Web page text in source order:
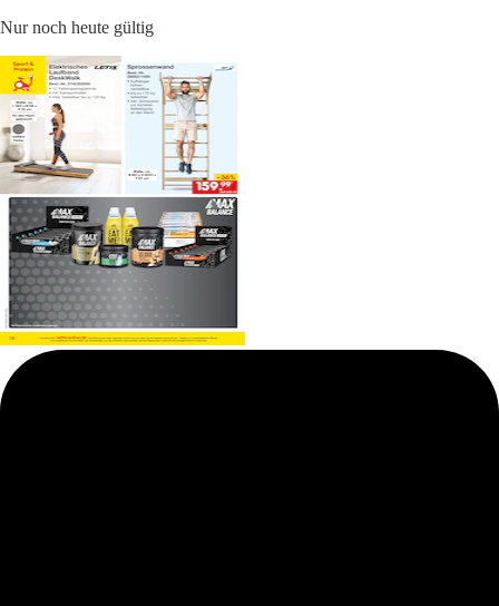
Nur noch heute gültig